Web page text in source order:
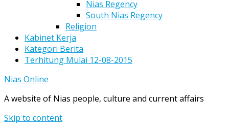
Nias Regency
South Nias Regency
Religion
Kabinet Kerja
Kategori Berita
Terhitung Mulai 12-08-2015
Nias Online
A website of Nias people, culture and current affairs
Skip to content